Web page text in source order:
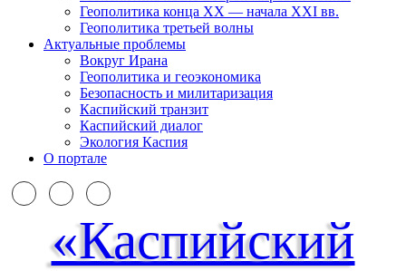
Геополитика конца XX — начала XXI вв.
Геополитика третьей волны
Актуальные проблемы
Вокруг Ирана
Геополитика и геоэкономика
Безопасность и милитаризация
Каспийский транзит
Каспийский диалог
Экология Каспия
О портале
«Каспийский